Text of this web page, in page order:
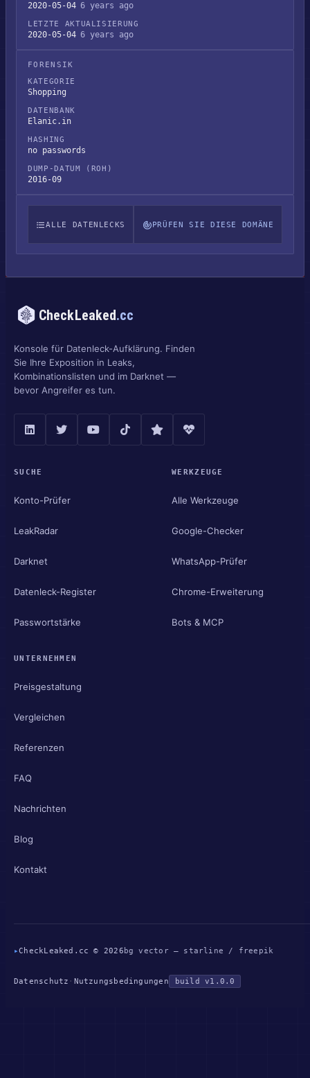
2020-05-04 6 years ago
LETZTE AKTUALISIERUNG
2020-05-04 6 years ago
FORENSIK
KATEGORIE
Shopping
DATENBANK
Elanic.in
HASHING
no passwords
DUMP-DATUM (ROH)
2016-09
ALLE DATENLECKS PRÜFEN SIE DIESE DOMÄNE
CheckLeaked.cc
Konsole für Datenleck-Aufklärung. Finden
Sie Ihre Exposition in Leaks,
Kombinationslisten und im Darknet —
bevor Angreifer es tun.
SUCHE
Konto-Prüfer
LeakRadar
Darknet
Datenleck-Register
Passwortstärke
WERKZEUGE
Alle Werkzeuge
Google-Checker
WhatsApp-Prüfer
Chrome-Erweiterung
Bots & MCP
UNTERNEHMEN
Preisgestaltung
Vergleichen
Referenzen
FAQ
Nachrichten
Blog
Kontakt
▸CheckLeaked.cc © 2026 bg vector — starline / freepik
Datenschutz · Nutzungsbedingungen build v1.0.0